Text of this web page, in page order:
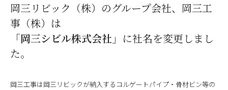
岡三リビック（株）のグループ会社、岡三工
事（株）は
「岡三シビル株式会社」 に社名を変更しまし
た。
岡三工事は岡三リビックが納入するコルゲートパイプ・骨材ビン等の